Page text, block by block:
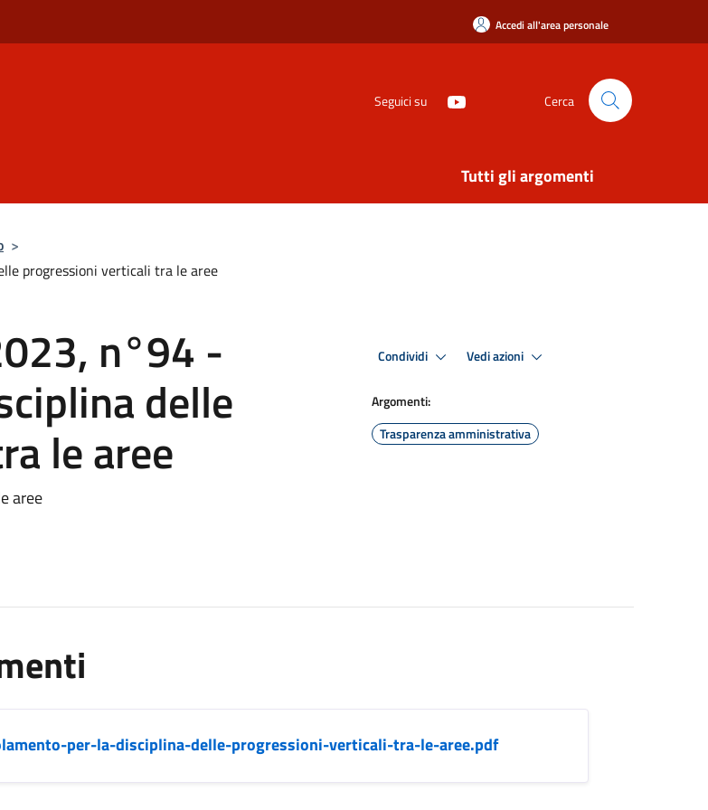
Accedi all'area personale
Seguici su Cerca
Tutti gli argomenti
>
progressioni verticali tra le aree
n°94 -
delle
le aree
aree
Condividi Vedi azioni
Argomenti:
Trasparenza amministrativa
per-la-disciplina-delle-progressioni-verticali-tra-le-aree.pdf